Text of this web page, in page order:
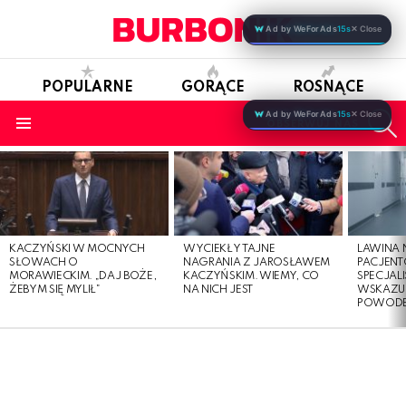
POPULARNE GORĄCE ROSNĄCE
LATEST
KACZYŃSKI W MOCNYCH
SŁOWACH O
MORAWIECKIM. „DAJ BOŻE,
ŻEBYM SIĘ MYLIŁ”
WYCIEKŁY TAJNE
NAGRANIA Z JAROSŁAWEM
KACZYŃSKIM. WIEMY, CO
NA NICH JEST
LAWINA
Ad by WeForAds15s✕ Close
Ad by WeForAds15s✕ Close